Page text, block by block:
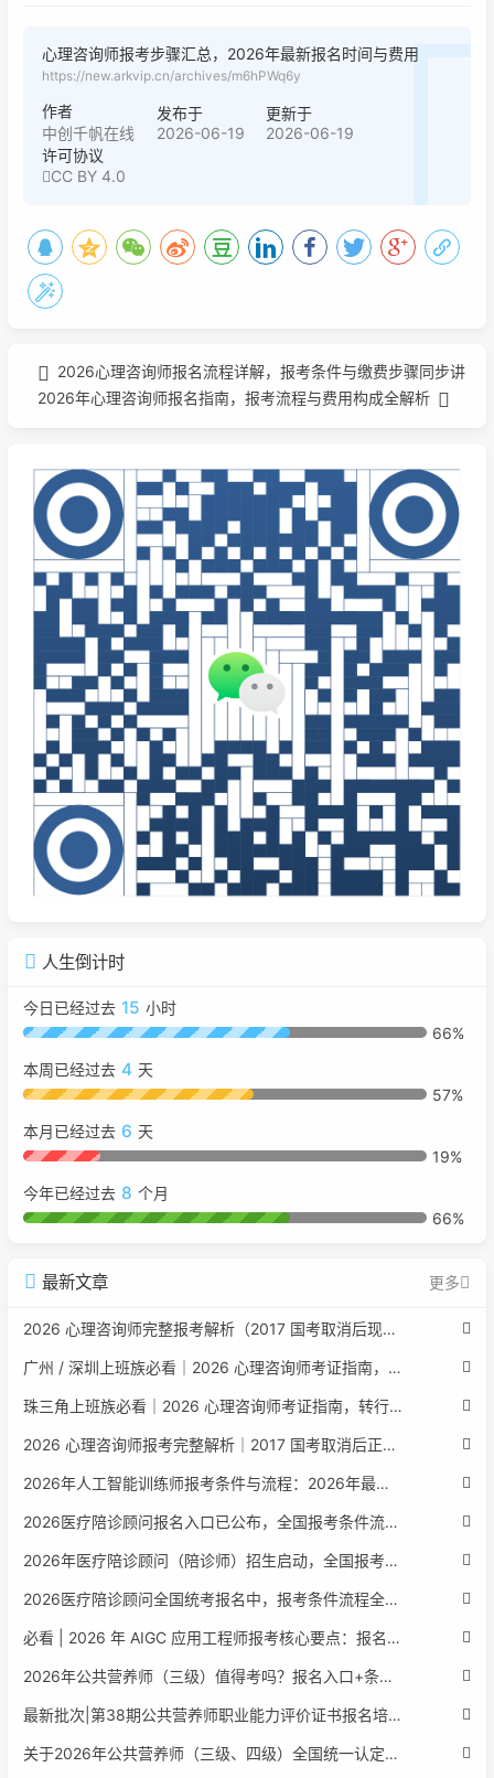
心理咨询师报考步骤汇总，2026年最新报名时间与费用
https://new.arkvip.cn/archives/m6hPWq6y
作者
中创千帆在线
发布于
2026-06-19
更新于
2026-06-19
许可协议
CC BY 4.0
2026心理咨询师报名流程详解，报考条件与缴费步骤同步讲
2026年心理咨询师报名指南，报考流程与费用构成全解析
人生倒计时
今日已经过去 15 小时
66%
本周已经过去 4 天
57%
本月已经过去 6 天
19%
今年已经过去 8 个月
66%
最新文章 更多
2026 心理咨询师完整报考解析（2017 国考取消后现行权威体系 + 避坑全指南）
广州 / 深圳上班族必看｜2026 心理咨询师考证指南，转行副业、情绪疏导双收益
珠三角上班族必看｜2026 心理咨询师考证指南，转行副业、情绪疏导双收益
2026 心理咨询师报考完整解析｜2017 国考取消后正规报考标准、流程避坑指南
2026年人工智能训练师报考条件与流程：2026年最新官方要求全面解读
2026医疗陪诊顾问报名入口已公布，全国报考条件流程政策全解析
2026年医疗陪诊顾问（陪诊师）招生启动，全国报考指南附报名官网
2026医疗陪诊顾问全国统考报名中，报考条件流程全攻略附报名入口
必看 | 2026 年 AIGC 应用工程师报考核心要点：报名费用、官网可查、行业认可度、补考规则全盘点
2026年公共营养师（三级）值得考吗？报名入口+条件+证书用途
最新批次|第38期公共营养师职业能力评价证书报名培训通知
关于2026年公共营养师（三级、四级）全国统一认定报名的服务通知